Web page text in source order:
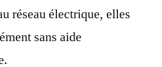
réseau électrique, elles
sans aide